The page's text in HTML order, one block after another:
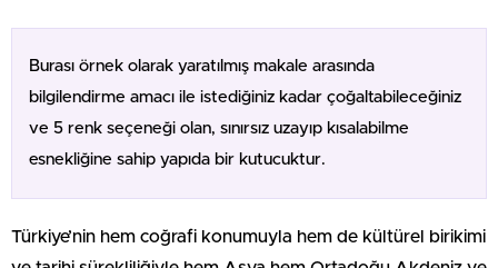
Burası örnek olarak yaratılmış makale arasında
bilgilendirme amacı ile istediğiniz kadar çoğaltabileceğiniz
ve 5 renk seçeneği olan, sınırsız uzayıp kısalabilme
esnekliğine sahip yapıda bir kutucuktur.
Türkiye’nin hem coğrafi konumuyla hem de kültürel birikimi